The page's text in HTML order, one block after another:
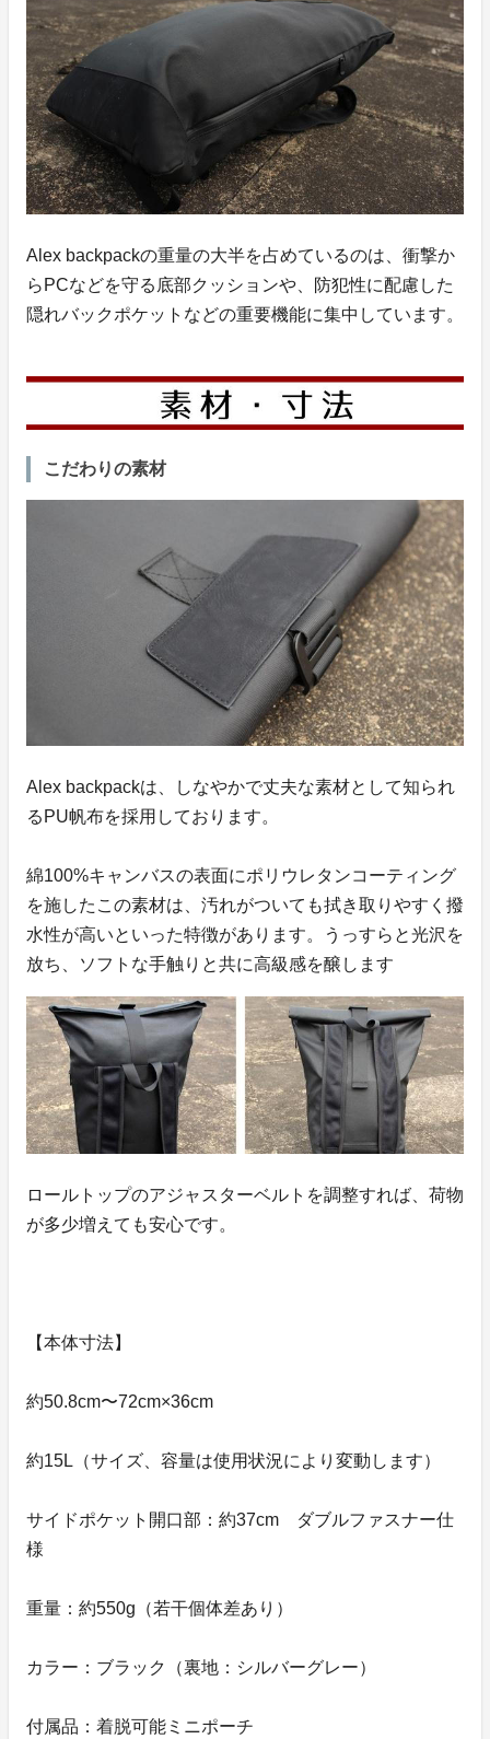
Alex backpackの重量の大半を占めているのは、衝撃か
らPCなどを守る底部クッションや、防犯性に配慮した
隠れバックポケットなどの重要機能に集中しています。
こだわりの素材
Alex backpackは、しなやかで丈夫な素材として知られ
るPU帆布を採用しております。
綿100%キャンバスの表面にポリウレタンコーティング
を施したこの素材は、汚れがついても拭き取りやすく撥
水性が高いといった特徴があります。うっすらと光沢を
放ち、ソフトな手触りと共に高級感を醸します
ロールトップのアジャスターベルトを調整すれば、荷物
が多少増えても安心です。
【本体寸法】
約50.8cm〜72cm×36cm
約15L（サイズ、容量は使用状況により変動します）
サイドポケット開口部：約37cm ダブルファスナー仕
様
重量：約550g（若干個体差あり）
カラー：ブラック（裏地：シルバーグレー）
付属品：着脱可能ミニポーチ